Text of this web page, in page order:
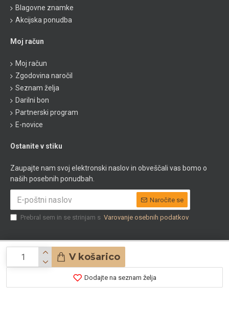
V košarico
Dodajte na seznam želja
Blagovne znamke
Akcijska ponudba
Moj račun
Moj račun
Zgodovina naročil
Seznam želja
Darilni bon
Partnerski program
E-novice
Ostanite v stiku
Zaupajte nam svoj elektronski naslov in obveščali vas bomo o
naših posebnih ponudbah.
Naročite se
Prebral sem in se strinjam s Varovanje osebnih podatkov
© 2020 Apoteka Natura